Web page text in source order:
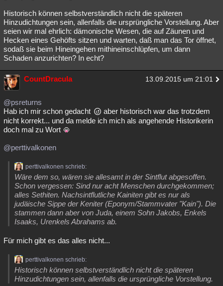
Historisch können selbstverständlich nicht die späteren
Hinzudichtungen sein, allenfalls die ursprüngliche Vorstellung. Aber
seien wir mal ehrlich: dämonische Wesen, die auf Zäunen und
Hecken eines Gehöfts sitzen und warten, daß man das Tor öffnet,
sodaß sie beim Hineingehen mithineinschlüpfen, um dann
Schaden anzurichten? In echt?
CountDracula 13.09.2015 um 21:01
@psreturns
Hab ich mir schon gedacht
aber historisch war das trotzdem
nicht korrekt... und da melde ich mich als angehende Historikerin
doch mal zu Wort
@perttivalkonen
perttivalkonen schrieb:
Wäre dem so, wären sie allesamt in der Sintflut abgesoffen.
Schon vergessen: Sind nur acht Menschen durchgekommen;
alles Sethiten. Nachsintflutliche Kainiten gibt es nur als
judäische Sippe der Keniter (Eponym/Stammvater "Kain"). Die
stammen dann aber von Juda, einem Sohn Jakobs, Enkels
Isaaks, Urenkels Abrahams ab.
Für mich gibt es das alles nicht...
perttivalkonen schrieb:
Historisch können selbstverständlich nicht die späteren
Hinzudichtungen sein, allenfalls die ursprüngliche Vorstellung.